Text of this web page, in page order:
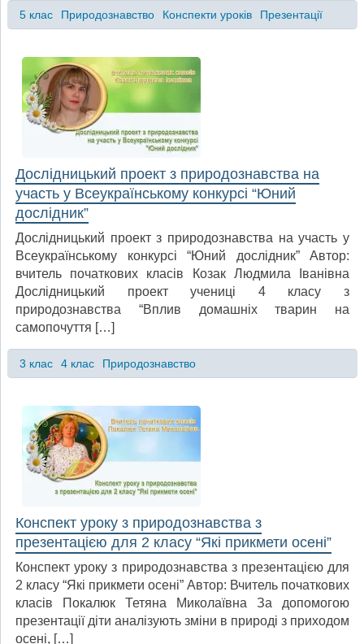
5 клас Природознавство Конспекти уроків Презентації
Дослідницький проект з природознавства на
участь у Всеукраїнському конкурсі “Юний
дослідник”
Дослідницький проект з природознавства на участь у
Всеукраїнському конкурсі “Юний дослідник” Автор:
вчитель початкових класів Козак Людмила Іванівна
Дослідницький проект учениці 4 класу з
природознавства “Вплив домашніх тварин на
самопочуття […]
3 клас 4 клас Природознавство
Конспект уроку з природознавства з
презентацією для 2 класу “Які прикмети осені”
Конспект уроку з природознавства з презентацією для
2 класу “Які прикмети осені” Автор: Вчитель початкових
класів Покалюк Тетяна Миколаївна За допомогою
презентації діти аналізують зміни в природі з приходом
осені, […]